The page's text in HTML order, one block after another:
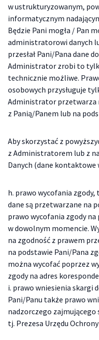
w ustrukturyzowanym,
informatycznym
Będzie Pani mogła / Pan
administratorowi danych
przesłał Pani/Pana dane
Administrator zrobi to
technicznie możliwe.
osobowych przysługuje
Administrator przetwarza
z Panią/Panem lub na
Aby skorzystać z
z Administratorem lub z
Danych (dane kontaktowe
h. prawo wycofania zgody,
dane są przetwarzane na
prawo wycofania zgody
w dowolnym momencie.
na zgodność z prawem
na podstawie Pani/Pana
można wycofać poprzez
zgody na adres
i. prawo wniesienia skargi
Pani/Panu także prawo
nadzorczego zajmującego
tj. Prezesa Urzędu